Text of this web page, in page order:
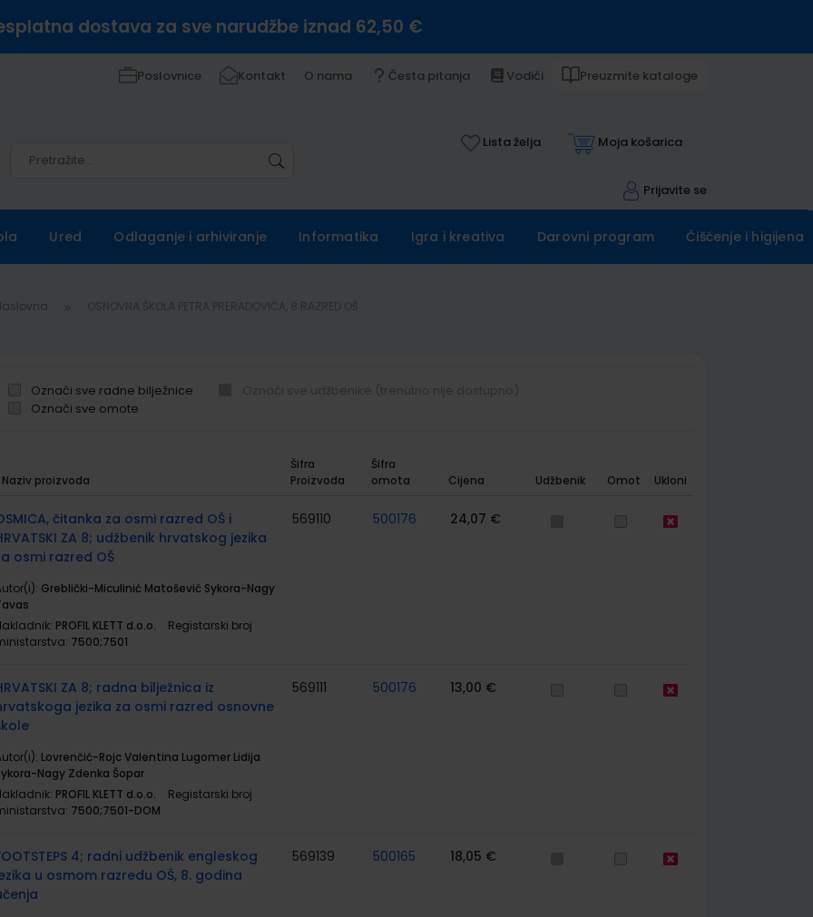
dostava za sve narudžbe iznad 62,50 €
Poslovnice Kontakt O nama Česta pitanja Vodiči Preuzmite kataloge
Lista želja Moja košarica
Prijavite se
Ured Odlaganje i arhiviranje Informatika Igra i kreativa Darovni program Čišćenje i higijena
Označi sve radne bilježnice
Označi sve omote
Naziv proizvoda
Šifra
Proizvoda
Šifra
omota
Cijena Udžbenik Omot Ukloni
čitanka za osmi razred OŠ i
ZA 8; udžbenik hrvatskog jezika
osmi razred OŠ
Greblički-Miculinić Matošević Sykora-Nagy
PROFIL KLETT d.o.o.
Registarski broj
7500;7501
569110 500176 24,07 €
ZA 8; radna bilježnica iz
jezika za osmi razred osnovne
Lovrenčić-Rojc Valentina Lugomer Lidija
Nagy Zdenka Šopar
PROFIL KLETT d.o.o.
Registarski broj
7500;7501-DOM
569111 500176 13,00 €
4; radni udžbenik engleskog
u osmom razredu OŠ, 8. godina
569139 500165 18,05 €